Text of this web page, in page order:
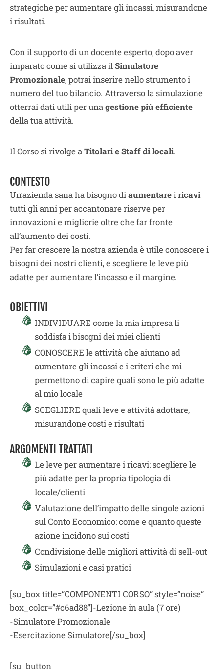
strategiche per aumentare gli incassi, misurandone
i risultati.
Con il supporto di un docente esperto, dopo aver
imparato come si utilizza il Simulatore
Promozionale, potrai inserire nello strumento i
numero del tuo bilancio. Attraverso la simulazione
otterrai dati utili per una gestionepiù efficiente
della tua attività.
Il Corso si rivolge a Titolari e Staff di locali.
CONTESTO
Un’azienda sana ha bisogno di aumentare i ricavi
tutti gli anni per accantonare riserve per
innovazioni e migliorie oltre che far fronte
all’aumento dei costi.
Per far crescere la nostra azienda è utile conoscere i
bisogni dei nostri clienti, e scegliere le leve più
adatte per aumentare l’incasso e il margine.
OBIETTIVI
INDIVIDUARE come la mia impresa li
soddisfa i bisogni dei miei clienti
CONOSCERE le attività che aiutano ad
aumentare gli incassi e i criteri che mi
permettono di capire quali sono le più adatte
al mio locale
SCEGLIERE quali leve e attività adottare,
misurandone costi e risultati
ARGOMENTI TRATTATI
Le leve per aumentare i ricavi: scegliere le
più adatte per la propria tipologia di
locale/clienti
Valutazione dell’impatto delle singole azioni
sul Conto Economico: come e quanto queste
azione incidono sui costi
Condivisione delle migliori attività di sell-out
Simulazioni e casi pratici
[su_box title=”COMPONENTI CORSO” style=”noise”
box_color=”#c6ad88″]-Lezione in aula (7 ore)
-Simulatore Promozionale
-Esercitazione Simulatore[/su_box]
[su_button